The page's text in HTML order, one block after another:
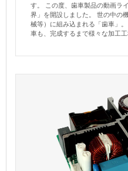
す。 この度、歯車製品の動画ラ
界」を開設しました。 世の中の
械等）に組み込まれる「歯車」
車も、完成するまで様々な加工工